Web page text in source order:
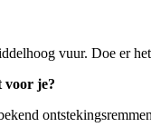
vuur. Doe er
voor je?